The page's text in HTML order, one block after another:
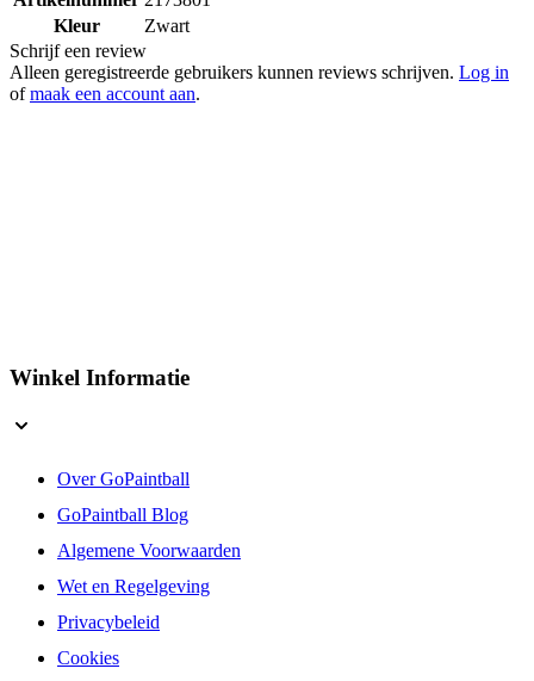
Kleur
Zwart
Schrijf een review
Alleen geregistreerde gebruikers kunnen reviews schrijven. Log in
ofmaak een account aan.
Winkel Informatie
Over GoPaintball
GoPaintball Blog
Algemene Voorwaarden
Wet en Regelgeving
Privacybeleid
Cookies